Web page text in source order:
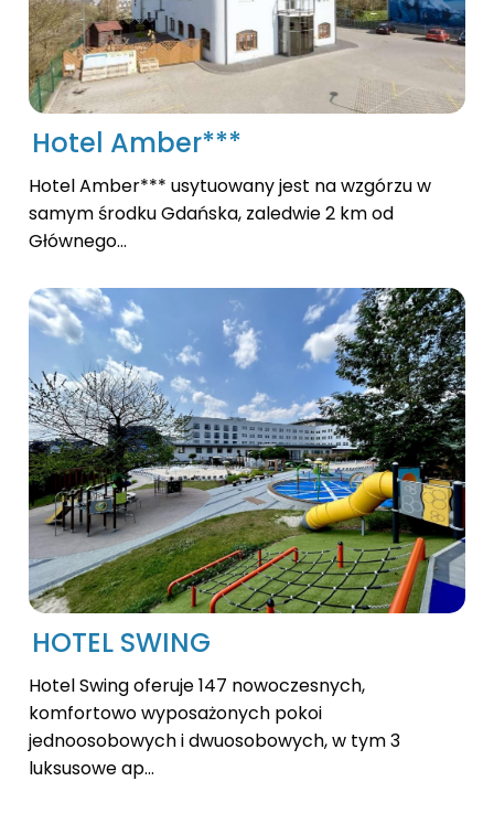
Hotel Amber***
Hotel Amber*** usytuowany jest na wzgórzu w
samym środku Gdańska, zaledwie 2 km od
Głównego...
HOTEL SWING
Hotel Swing oferuje 147 nowoczesnych,
komfortowo wyposażonych pokoi
jednoosobowych i dwuosobowych, w tym 3
luksusowe ap...